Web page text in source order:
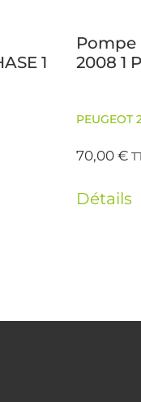
1
Pompe
2008 1
PEUGEOT
70,00€
Détails